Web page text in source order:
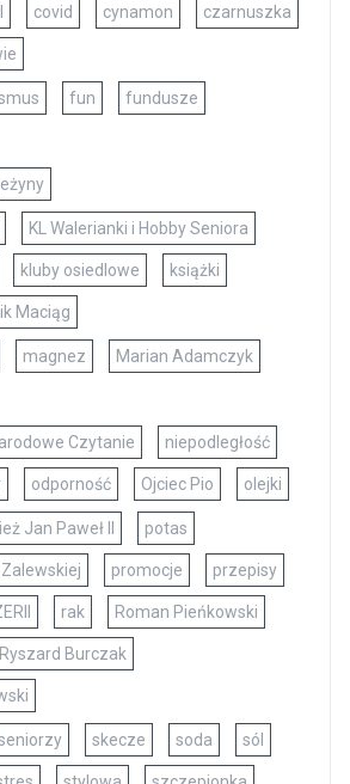
covid cynamon czarnuszka
fun fundusze
KL Walerianki i Hobby Seniora
kluby osiedlowe książki
Maciąg
magnez Marian Adamczyk
Czytanie niepodległość
odporność Ojciec Pio olejki
Jan Paweł II potas
promocje przepisy
rak Roman Pieńkowski
Ryszard Burczak
skecze soda sól